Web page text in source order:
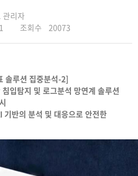
관리자
조회수 20073
솔루션 집중분석-2]
입탐지 및 로그분석 망연계 솔루션
기반의 분석 및 대응으로 안전한